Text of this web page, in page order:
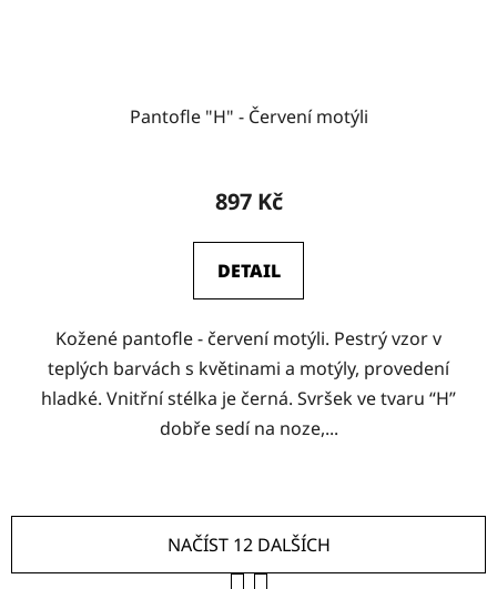
Pantofle "H" - Červení motýli
897 Kč
DETAIL
Kožené pantofle - červení motýli. Pestrý vzor v
teplých barvách s květinami a motýly, provedení
hladké. Vnitřní stélka je černá. Svršek ve tvaru “H”
dobře sedí na noze,...
NAČÍST 12 DALŠÍCH
S